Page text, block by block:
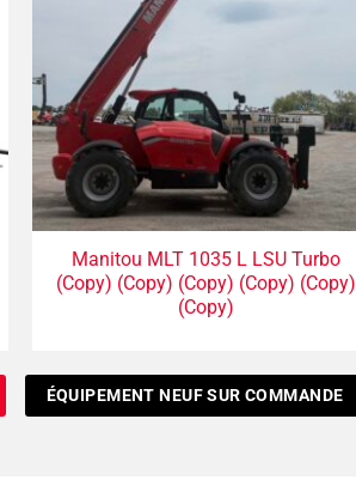
Manitou MLT 1035 L LSU Turbo
(Copy) (Copy) (Copy) (Copy) (Copy)
(Copy)
ÉQUIPEMENT NEUF SUR COMMANDE